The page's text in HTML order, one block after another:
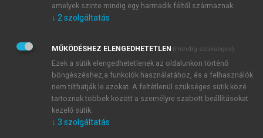
Kérek értesítést a MeRSZ újdonságairól, akcióiról.
Kérek értesítést az Akadémiai Kiadó Zrt. újdonságairól,
Adatkezelési tájékoztatóbanfoglaltakat tudomásul
veszem és elfogadom.
Általános vásárlási feltételeket, valamint a szotar.netés a
mersz.huoldalak licencszerződéseiben foglaltakat
tudomásul veszem és elfogadom.
KIPRÓBÁLOM
amelyek szinte mindig egy harmadik féltől származnak.
↓ 2 szolgáltatás
MŰKÖDÉSHEZ ELENGEDHETETLEN (mindig szükséges)
Ezek a sütik elengedhetetlenek az oldalunkon történő
böngészéshez,a funkciók használatához, és a felhasználók
nem tilthatják le azokat. A feltétlenül szükséges sütik közé
tartoznak többek között a személyre szabott beállításokat
kezelő sütik.
↓ 3 szolgáltatás